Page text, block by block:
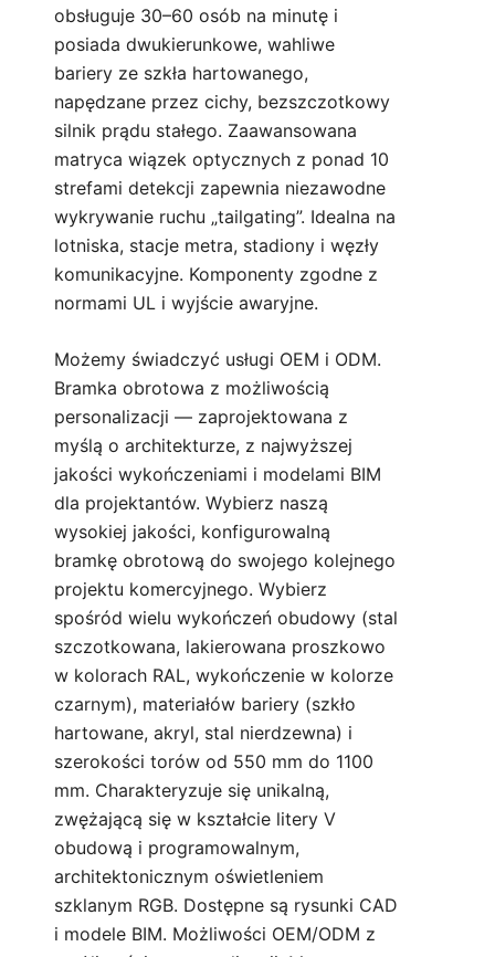
obsługuje 30–60 osób na minutę i
posiada dwukierunkowe, wahliwe
bariery ze szkła hartowanego,
napędzane przez cichy, bezszczotkowy
silnik prądu stałego. Zaawansowana
matryca wiązek optycznych z ponad 10
strefami detekcji zapewnia niezawodne
wykrywanie ruchu „tailgating”. Idealna na
lotniska, stacje metra, stadiony i węzły
komunikacyjne. Komponenty zgodne z
normami UL i wyjście awaryjne.
Możemy świadczyć usługi OEM i ODM.
Bramka obrotowa z możliwością
personalizacji — zaprojektowana z
myślą o architekturze, z najwyższej
jakości wykończeniami i modelami BIM
dla projektantów. Wybierz naszą
wysokiej jakości, konfigurowalną
bramkę obrotową do swojego kolejnego
projektu komercyjnego. Wybierz
spośród wielu wykończeń obudowy (stal
szczotkowana, lakierowana proszkowo
w kolorach RAL, wykończenie w kolorze
czarnym), materiałów bariery (szkło
hartowane, akryl, stal nierdzewna) i
szerokości torów od 550 mm do 1100
mm. Charakteryzuje się unikalną,
zwężającą się w kształcie litery V
obudową i programowalnym,
architektonicznym oświetleniem
szklanym RGB. Dostępne są rysunki CAD
i modele BIM. Możliwości OEM/ODM z